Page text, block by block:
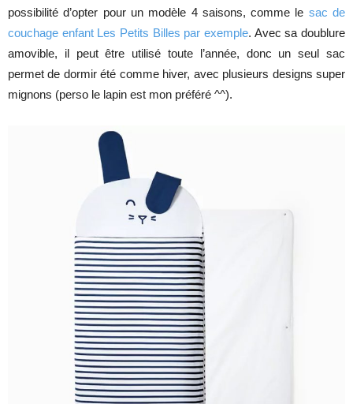
possibilité d’opter pour un modèle 4 saisons, comme le sac de
couchage enfant Les Petits Billes par exemple. Avec sa doublure
amovible, il peut être utilisé toute l’année, donc un seul sac
permet de dormir été comme hiver, avec plusieurs designs super
mignons (perso le lapin est mon préféré ^^).